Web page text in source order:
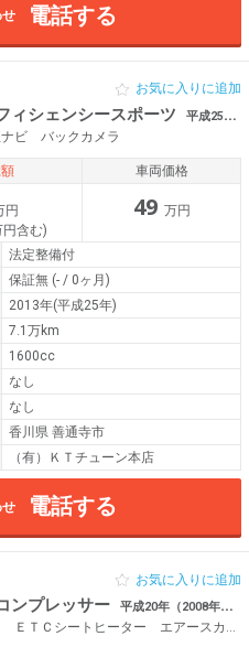
電話する
シェンシースポーツ 平成25年（2013年） 7.1万km 香川県善通寺市
ナビ バックカメラ
お気に入りに追加
円
含む)
車両価格
49 万円
法定整備付
保証無 (- / 0ヶ月)
2013年(平成25年)
7.1万km
1600cc
なし
なし
香川県 善通寺市
（有）ＫＴチューン本店
電話する
プレッサー 平成20年（2008年） 9.4万km 香川県高松市
電動オープン キーレス革パワーシート ＥＴＣシートヒーター エアースカーフ
お気に入りに追加